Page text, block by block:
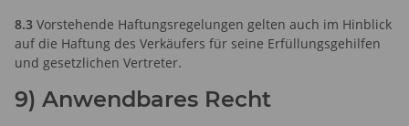
8.3 Vorstehende Haftungsregelungen gelten auch im Hinblick
auf die Haftung des Verkäufers für seine Erfüllungsgehilfen
und gesetzlichen Vertreter.
9) Anwendbares Recht